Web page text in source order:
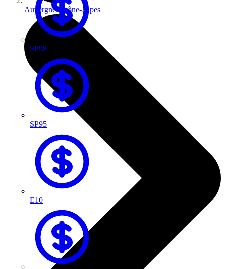
SP98
SP95
E10
Auvergne-Rhône-Alpes